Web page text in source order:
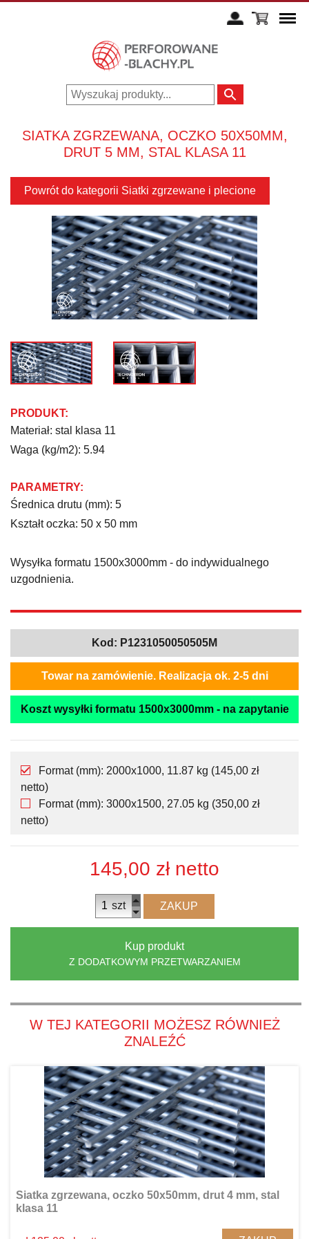
SIATKA ZGRZEWANA, OCZKO 50X50MM,
DRUT 5 MM, STAL KLASA 11
Powrót do kategorii Siatki zgrzewane i plecione
PRODUKT:
Materiał: stal klasa 11
Waga (kg/m2): 5.94
PARAMETRY:
Średnica drutu (mm): 5
Kształt oczka: 50 x 50 mm
Wysyłka formatu 1500x3000mm - do indywidualnego
uzgodnienia.
Kod: P1231050050505M
Towar na zamówienie. Realizacja ok. 2-5 dni
Koszt wysyłki formatu 1500x3000mm - na zapytanie
Format (mm): 2000x1000, 11.87 kg (145,00 zł
netto)
Format (mm): 3000x1500, 27.05 kg (350,00 zł
netto)
145,00 zł netto
szt ZAKUP
Kup produkt
Z DODATKOWYM PRZETWARZANIEM
W TEJ KATEGORII MOŻESZ RÓWNIEŻ
ZNALEŹĆ
Siatka zgrzewana, oczko 50x50mm, drut 4 mm, stal
klasa 11